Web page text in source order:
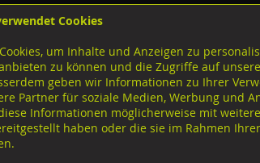
30
FB
IG
Downloads
AMF
Cookies
um Inhalte und Anzeigen zu
zu können und die Zugriffe auf
geben wir Informationen zu Ihrer
Partner für soziale Medien, Werbung und
Informationen möglicherweise mit
haben oder die sie im Rahmen